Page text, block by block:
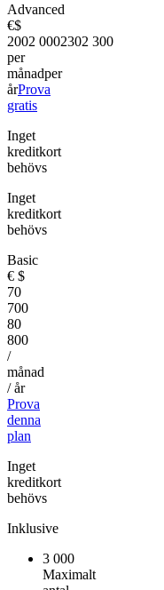
Advanced
€$
2002 0002302 300
per
månadper
årProva
gratis
Inget
kreditkort
behövs
Inget
kreditkort
behövs
Basic
€ $
70
700
80
800
/
månad
/ år
Prova
denna
plan
Inget
kreditkort
behövs
Inklusive
3 000
Maximalt